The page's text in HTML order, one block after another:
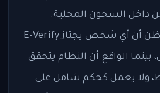
داخل السجون المحلية.
فالقارئ العادي قد يظن أن أي شخص يجتاز E-Verify
بينما الواقع أن النظام يتحقق
ولا يعمل كحكم شامل على